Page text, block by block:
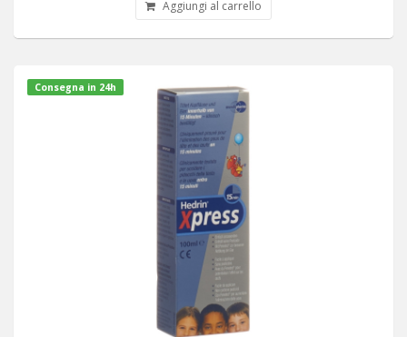
Aggiungi al carrello
Consegna in 24h